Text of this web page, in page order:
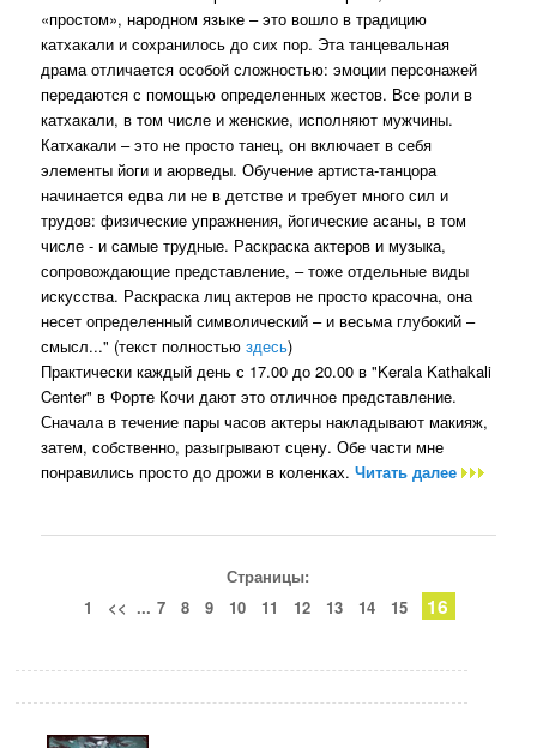
«простом», народном языке – это вошло в традицию
катхакали и сохранилось до сих пор. Эта танцевальная
драма отличается особой сложностью: эмоции персонажей
передаются с помощью определенных жестов. Все роли в
катхакали, в том числе и женские, исполняют мужчины.
Катхакали – это не просто танец, он включает в себя
элементы йоги и аюрведы. Обучение артиста-танцора
начинается едва ли не в детстве и требует много сил и
трудов: физические упражнения, йогические асаны, в том
числе - и самые трудные. Раскраска актеров и музыка,
сопровождающие представление, – тоже отдельные виды
искусства. Раскраска лиц актеров не просто красочна, она
несет определенный символический – и весьма глубокий –
смысл..." (текст полностьюздесь)
Практически каждый день с 17.00 до 20.00 в "Kerala Kathakali
Center" в Форте Кочи дают это отличное представление.
Сначала в течение пары часов актеры накладывают макияж,
затем, собственно, разыгрывают сцену. Обе части мне
понравились просто до дрожи в коленках.Читать далее
Страницы:
1
<< ... 7 8 9 10 11 12 13 14 15 16